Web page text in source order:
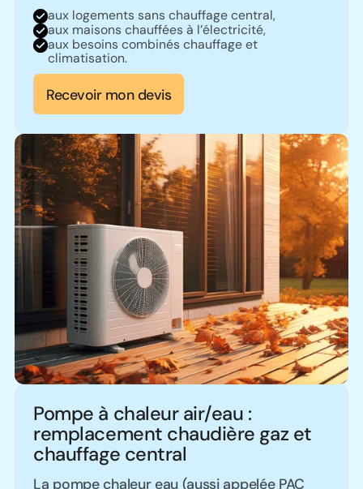
aux logements sans chauffage central,
aux maisons chauffées à l’électricité,
aux besoins combinés chauffage et
climatisation.
Recevoir mon devis
Pompe à chaleur air/eau :
remplacement chaudière gaz et
chauffage central
La pompe chaleur eau (aussi appelée PAC